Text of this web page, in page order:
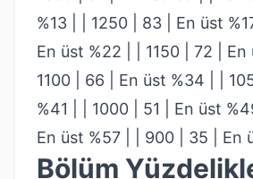
%13 | | 1250 | 83 | En üst
En üst %22 | | 1150 | 72 | En
1100 | 66 | En üst %34 | |
%41 | | 1000 | 51 | En üst
En üst %57 | | 900 | 35 | En
Bölüm